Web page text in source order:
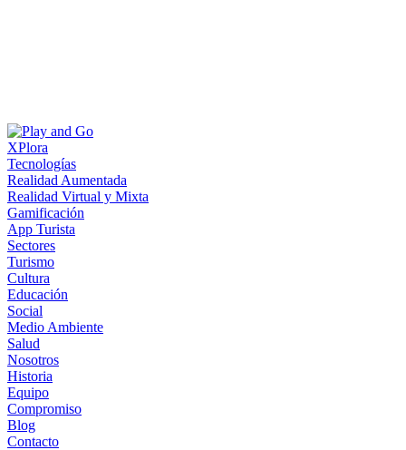
XPlora
Tecnologías
Realidad Aumentada
Realidad Virtual y Mixta
Gamificación
App Turista
Sectores
Turismo
Cultura
Educación
Social
Medio Ambiente
Salud
Nosotros
Historia
Equipo
Compromiso
Blog
Contacto